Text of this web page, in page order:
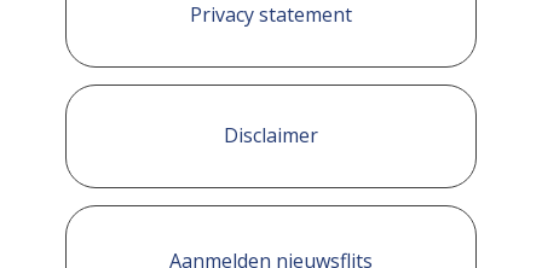
Privacy statement
Disclaimer
Aanmelden nieuwsflits